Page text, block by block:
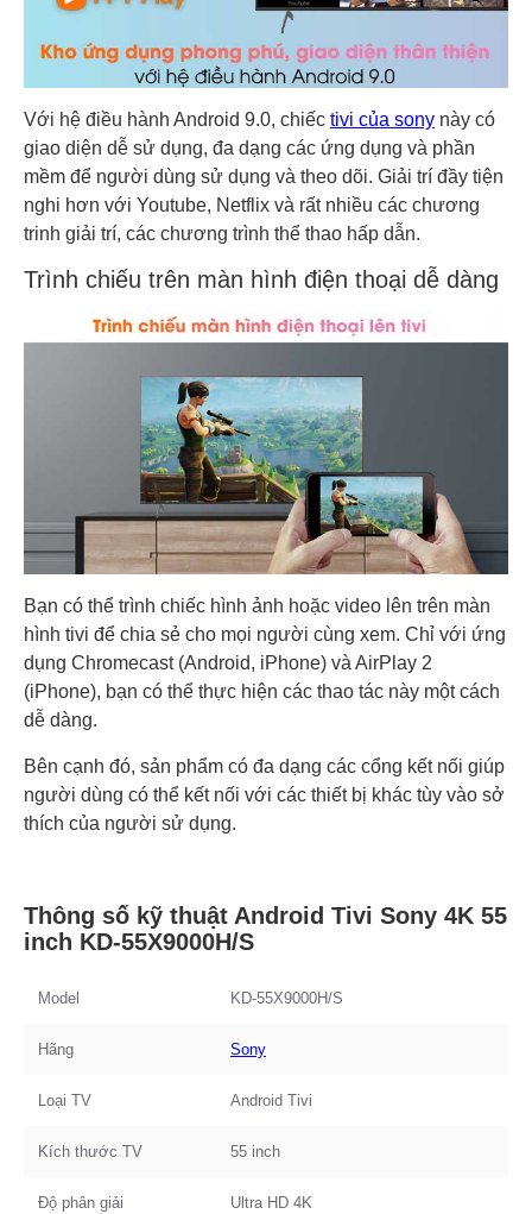
Với hệ điều hành Android 9.0, chiếc tivi của sony này có
giao diện dễ sử dụng, đa dạng các ứng dụng và phần
mềm để người dùng sử dụng và theo dõi. Giải trí đầy tiện
nghi hơn với Youtube, Netflix và rất nhiều các chương
trinh giải trí, các chương trình thể thao hấp dẫn.
Trình chiếu trên màn hình điện thoại dễ dàng
Bạn có thể trình chiếc hình ảnh hoặc video lên trên màn
hình tivi để chia sẻ cho mọi người cùng xem. Chỉ với ứng
dụng Chromecast (Android, iPhone) và AirPlay 2
(iPhone), bạn có thể thực hiện các thao tác này một cách
dễ dàng.
Bên cạnh đó, sản phẩm có đa dạng các cổng kết nối giúp
người dùng có thể kết nối với các thiết bị khác tùy vào sở
thích của người sử dụng.
Thông số kỹ thuật Android Tivi Sony 4K 55
inch KD-55X9000H/S
Model KD-55X9000H/S
Hãng Sony
Loại TV Android Tivi
Kích thước TV 55 inch
Độ phân giải Ultra HD 4K